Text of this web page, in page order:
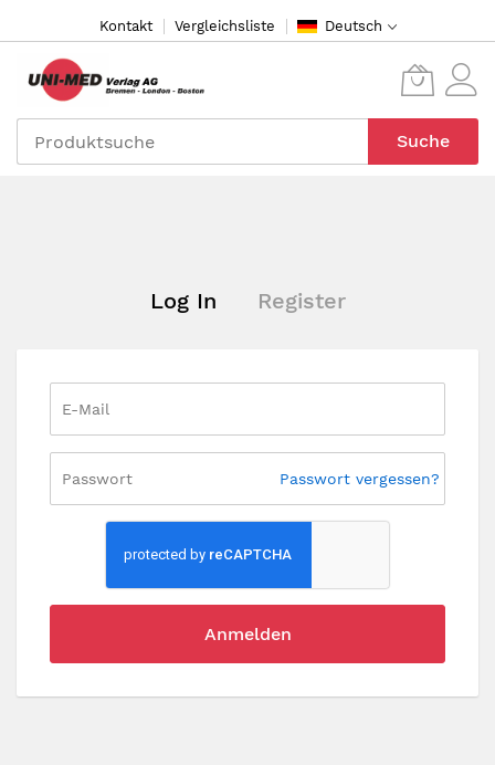
Inhalt
Kontakt Vergleichsliste Deutsch
Suche
Log In Register
Passwort vergessen?
Anmelden